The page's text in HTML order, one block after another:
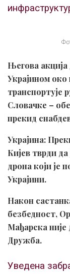
Његова
Украјином
транспортује
Словачке –
прекид
Украјина:
Кијев тврди
дрона који је
Украјини.
Након
безбедност,
Мађарска
Дружба.
Уведена